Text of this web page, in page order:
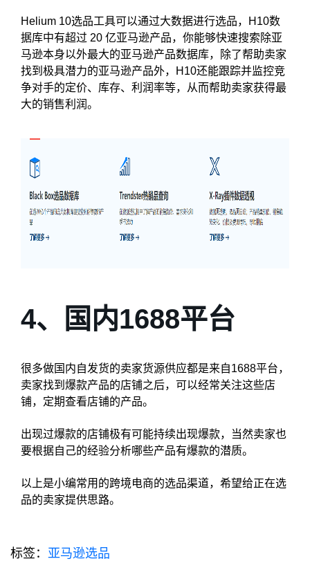
Helium 10选品工具可以通过大数据进行选品，H10数
据库中有超过 20 亿亚马逊产品，你能够快速搜索除亚
马逊本身以外最大的亚马逊产品数据库，除了帮助卖家
找到极具潜力的亚马逊产品外，H10还能跟踪并监控竞
争对手的定价、库存、利润率等，从而帮助卖家获得最
大的销售利润。
4、国内1688平台
很多做国内自发货的卖家货源供应都是来自1688平台，
卖家找到爆款产品的店铺之后，可以经常关注这些店
铺，定期查看店铺的产品。
出现过爆款的店铺极有可能持续出现爆款，当然卖家也
要根据自己的经验分析哪些产品有爆款的潜质。
以上是小编常用的跨境电商的选品渠道，希望给正在选
品的卖家提供思路。
标签： 亚马逊选品